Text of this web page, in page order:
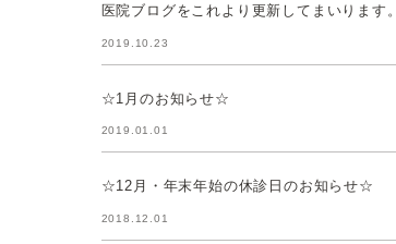
医院ブログをこれより更新してまいります。
2019.10.23
☆1月のお知らせ☆
2019.01.01
☆12月・年末年始の休診日のお知らせ☆
2018.12.01